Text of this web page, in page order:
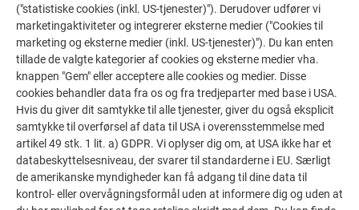
LAD DIG INSPIRERE
FLERE REFERENCER
De PREFA referentiegallerij laat zien hoe veelzijdig
aluminium kan worden toegepast. Ontdek meer
indrukwekkende projecten met de duurzame PREFA
aluminiumoplossingen voor dak, zonne-energie en
gevel.
("statistiske cookies (inkl. US-tjenester)"). Derudover udfører vi
marketingaktiviteter og integrerer eksterne medier ("Cookies til
marketing og eksterne medier (inkl. US-tjenester)"). Du kan enten
tillade de valgte kategorier af cookies og eksterne medier vha.
knappen "Gem" eller acceptere alle cookies og medier. Disse
cookies behandler data fra os og fra tredjeparter med base i USA.
Hvis du giver dit samtykke til alle tjenester, giver du også eksplicit
samtykke til overførsel af data til USA i overensstemmelse med
artikel 49 stk. 1 lit. a) GDPR. Vi oplyser dig om, at USA ikke har et
databeskyttelsesniveau, der svarer til standarderne i EU. Særligt
de amerikanske myndigheder kan få adgang til dine data til
kontrol- eller overvågningsformål uden at informere dig og uden at